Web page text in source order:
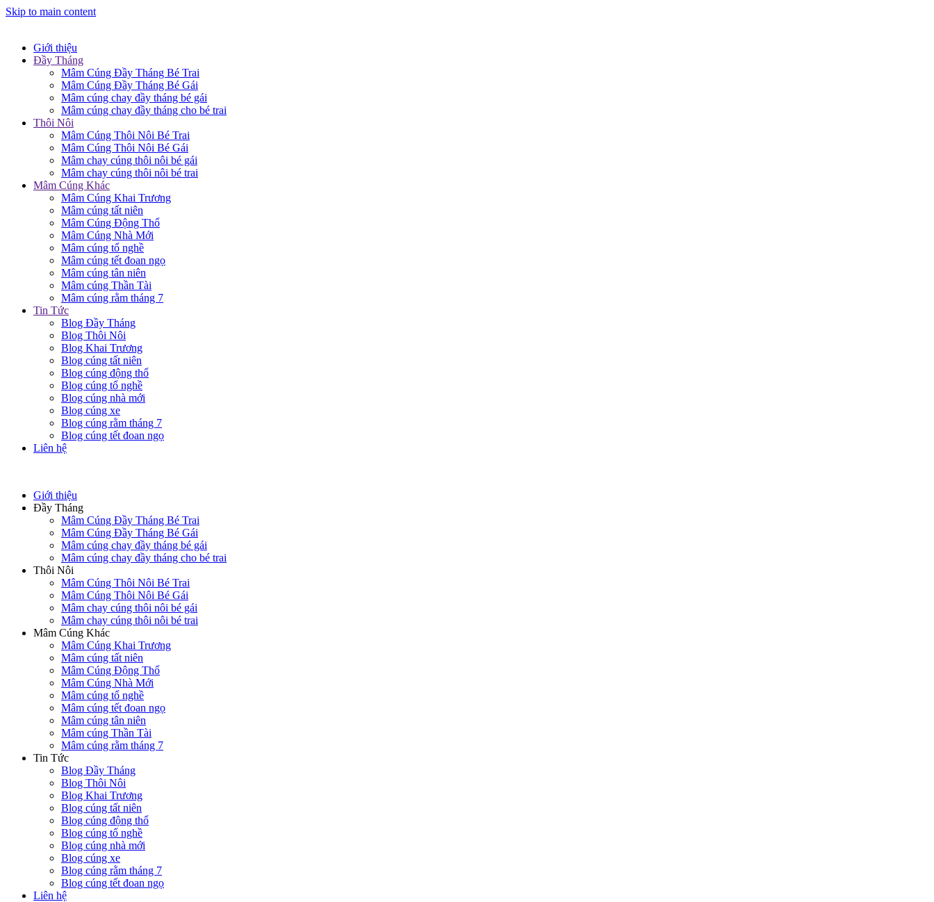
Skip to main content
Giới thiệu
Đầy Tháng
Mâm Cúng Đầy Tháng Bé Trai
Mâm Cúng Đầy Tháng Bé Gái
Mâm cúng chay đầy tháng bé gái
Mâm cúng chay đầy tháng cho bé trai
Thôi Nôi
Mâm Cúng Thôi Nôi Bé Trai
Mâm Cúng Thôi Nôi Bé Gái
Mâm chay cúng thôi nôi bé gái
Mâm chay cúng thôi nôi bé trai
Mâm Cúng Khác
Mâm Cúng Khai Trương
Mâm cúng tất niên
Mâm Cúng Động Thổ
Mâm Cúng Nhà Mới
Mâm cúng tổ nghề
Mâm cúng tết đoan ngọ
Mâm cúng tân niên
Mâm cúng Thần Tài
Mâm cúng rằm tháng 7
Tin Tức
Blog Đầy Tháng
Blog Thôi Nôi
Blog Khai Trương
Blog cúng tất niên
Blog cúng động thổ
Blog cúng tổ nghề
Blog cúng nhà mới
Blog cúng xe
Blog cúng rằm tháng 7
Blog cúng tết đoan ngọ
Liên hệ
Giới thiệu
Đầy Tháng
Mâm Cúng Đầy Tháng Bé Trai
Mâm Cúng Đầy Tháng Bé Gái
Mâm cúng chay đầy tháng bé gái
Mâm cúng chay đầy tháng cho bé trai
Thôi Nôi
Mâm Cúng Thôi Nôi Bé Trai
Mâm Cúng Thôi Nôi Bé Gái
Mâm chay cúng thôi nôi bé gái
Mâm chay cúng thôi nôi bé trai
Mâm Cúng Khác
Mâm Cúng Khai Trương
Mâm cúng tất niên
Mâm Cúng Động Thổ
Mâm Cúng Nhà Mới
Mâm cúng tổ nghề
Mâm cúng tết đoan ngọ
Mâm cúng tân niên
Mâm cúng Thần Tài
Mâm cúng rằm tháng 7
Tin Tức
Blog Đầy Tháng
Blog Thôi Nôi
Blog Khai Trương
Blog cúng tất niên
Blog cúng động thổ
Blog cúng tổ nghề
Blog cúng nhà mới
Blog cúng xe
Blog cúng rằm tháng 7
Blog cúng tết đoan ngọ
Liên hệ